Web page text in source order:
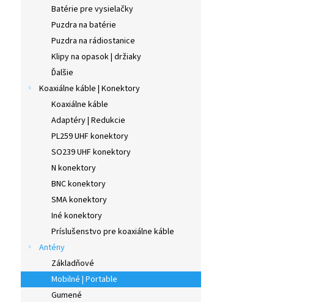
Batérie pre vysielačky
Puzdra na batérie
Puzdra na rádiostanice
Klipy na opasok | držiaky
Ďalšie
Koaxiálne káble | Konektory
Koaxiálne káble
Adaptéry | Redukcie
PL259 UHF konektory
SO239 UHF konektory
N konektory
BNC konektory
SMA konektory
Iné konektory
Príslušenstvo pre koaxiálne káble
Antény
Základňové
Mobilné | Portable
Gumené